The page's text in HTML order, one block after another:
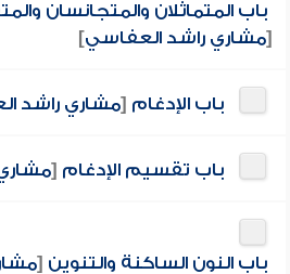
باب المتماثلان والمتجانسان
[مشاري راشد العفاسي]
باب الإدغام [مشاري راشد
باب تقسيم الإدغام [
باب النون الساكنة والتنوين [